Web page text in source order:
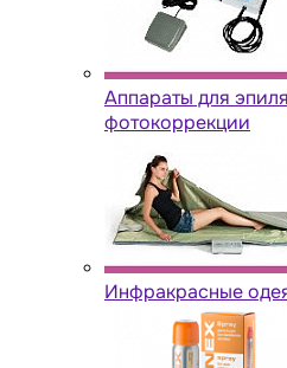
Аппараты для
фотокоррекции
Инфракрасные